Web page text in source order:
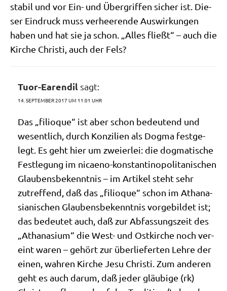
sta­bil und vor Ein- und Über­grif­fen sicher ist. Die­
ser Ein­druck muss ver­hee­ren­de Aus­wir­kun­gen
haben und hat sie ja schon. „Alles fließt“ – auch die
Kir­che Chri­sti, auch der Fels?
Tuor-Earendil sagt:
14. SEPTEMBER 2017 UM 11:01 UHR
Das „fili­o­que“ ist aber schon bedeu­tend und
wesent­lich, durch Kon­zi­li­en als Dog­ma fest­ge­
legt. Es geht hier um zwei­er­lei: die dog­ma­ti­sche
Fest­le­gung im nicae­no-kon­stan­ti­no­po­li­ta­ni­schen
Glau­bens­be­kennt­nis – im Arti­kel steht sehr
zutref­fend, daß das „fili­o­que“ schon im Atha­na­
sia­ni­schen Glau­bens­be­kennt­nis vor­ge­bil­det ist;
das bedeu­tet auch, daß zur Abfas­sungs­zeit des
„Atha­na­si­um“ die West- und Ost­kir­che noch ver­
eint waren – gehört zur über­lie­fer­ten Leh­re der
einen, wah­ren Kir­che Jesu Chri­sti. Zum ande­ren
geht es auch dar­um, daß jeder gläu­bi­ge (rk)